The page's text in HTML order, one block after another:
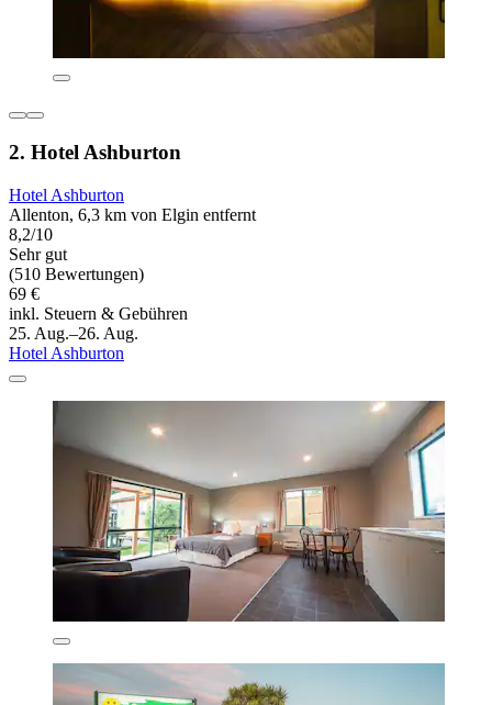
2. Hotel Ashburton
Hotel Ashburton
Allenton, 6,3 km von Elgin entfernt
8,2/10
Sehr gut
(510 Bewertungen)
69 €
inkl. Steuern & Gebühren
25. Aug.–26. Aug.
Hotel Ashburton